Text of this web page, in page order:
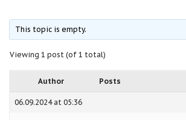
This topic is empty.
Viewing 1 post (of 1 total)
Author Posts
06.09.2024 at 05:36